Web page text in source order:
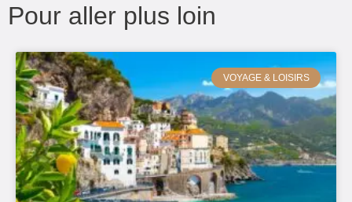
Pour aller plus loin
VOYAGE & LOISIRS